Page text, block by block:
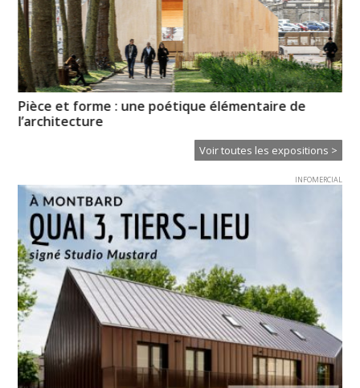
Pièce et forme : une poétique élémentaire de
l’architecture
Voir toutes les expositions >
INFOMERCIAL